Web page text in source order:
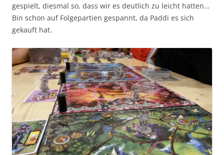
gespielt, diesmal so, dass wir es deutlich zu leicht hatten…
Bin schon auf Folgepartien gespannt, da Paddi es sich
gekauft hat.